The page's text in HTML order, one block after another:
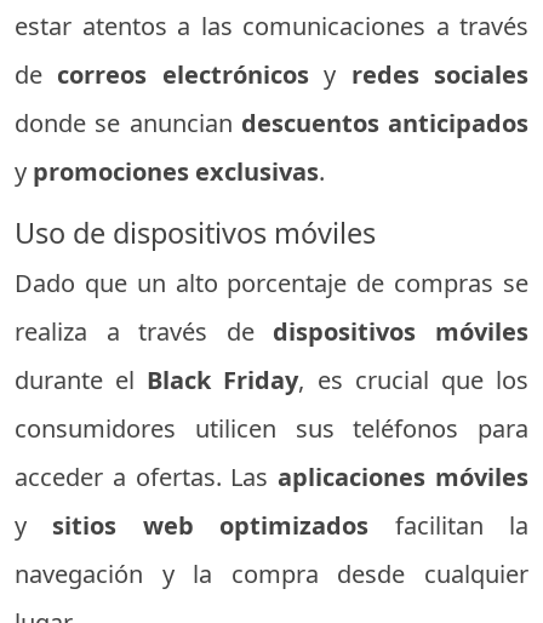
estar atentos a las comunicaciones a través
de correos electrónicosy redes sociales
donde se anuncian descuentos anticipados
y promociones exclusivas.
Uso de dispositivos móviles
Dado que un alto porcentaje de compras se
realiza a través de dispositivos móviles
durante el Black Friday, es crucial que los
consumidores utilicen sus teléfonos para
acceder a ofertas. Lasaplicaciones móviles
y sitios web optimizados facilitan la
navegación y la compra desde cualquier